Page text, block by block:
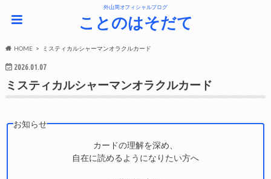
外山周オフィシャルブログ
ことのはそだて
HOME ミスティカルシャーマンオラクルカード
2026.01.07
ミスティカルシャーマンオラクルカード
お知らせ
カードの理解を深め、
自在に読めるようになりたい方へ